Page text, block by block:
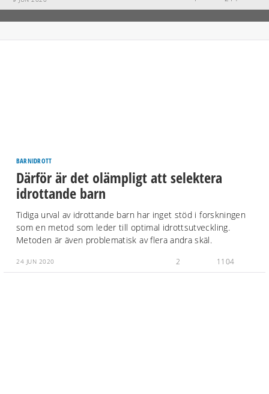
BARNIDROTT
Därför är det olämpligt att selektera
idrottande barn
Tidiga urval av idrottande barn har inget stöd i forskningen
som en metod som leder till optimal idrottsutveckling.
Metoden är även problematisk av flera andra skäl.
24 JUN 2020 2 1104